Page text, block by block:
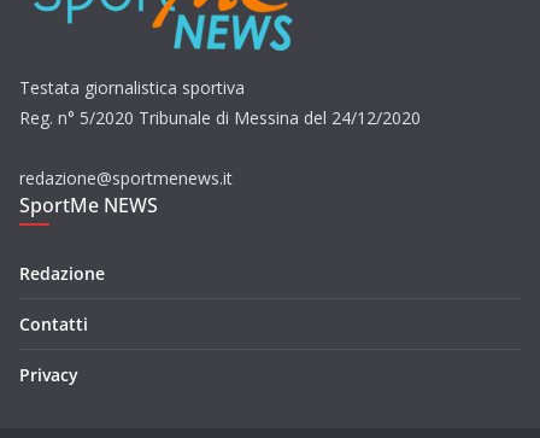
Testata giornalistica sportiva
Reg. n° 5/2020 Tribunale di Messina del 24/12/2020
redazione@sportmenews.it
SportMe NEWS
Redazione
Contatti
Privacy